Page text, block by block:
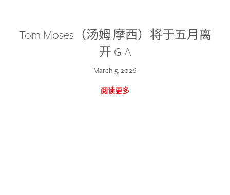
Tom Moses（汤姆·摩西）将于五月离
开 GIA
March 5, 2026
阅读更多